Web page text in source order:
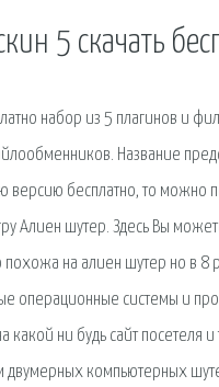
5 скачать
набор из 5 плагинов и
Название
версию бесплатно, то можно
Алиен шутер. Здесь Вы
на алиен шутер но в 8
операционные системы и
какой ни будь сайт
двумерных компьютерных